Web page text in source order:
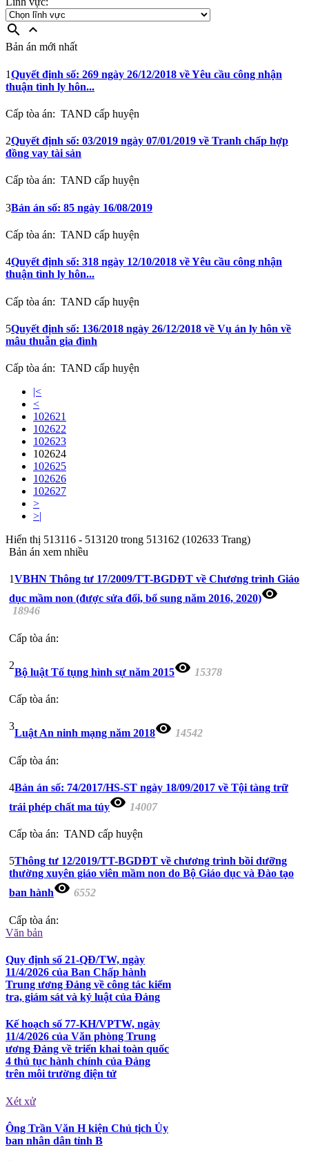
search expand_less
Bản án mới nhất
1Quyết định số: 269 ngày 26/12/2018 về Yêu cầu công nhận
thuận tình ly hôn...
Cấp tòa án: TAND cấp huyện
2Quyết định số: 03/2019 ngày 07/01/2019 về Tranh chấp hợp
đồng vay tài sản
Cấp tòa án: TAND cấp huyện
3Bản án số: 85 ngày 16/08/2019
Cấp tòa án: TAND cấp huyện
4Quyết định số: 318 ngày 12/10/2018 về Yêu cầu công nhận
thuận tình ly hôn...
Cấp tòa án: TAND cấp huyện
5Quyết định số: 136/2018 ngày 26/12/2018 về Vụ án ly hôn về
mâu thuẫn gia đình
Cấp tòa án: TAND cấp huyện
|<
<
102621
102622
102623
102624
102625
102626
102627
>
>|
Hiển thị 513116 - 513120 trong 513162 (102633 Trang)
Bản án xem nhiều
1VBHN Thông tư 17/2009/TT-BGDĐT về Chương trình Giáo
dục mầm non (được sửa đổi, bổ sung năm 2016, 2020)visibility
18946
Cấp tòa án:
2
Bộ luật Tố tụng hình sự năm 2015visibility 15378
Cấp tòa án:
3
Luật An ninh mạng năm 2018visibility 14542
Cấp tòa án:
4Bản án số: 74/2017/HS-ST ngày 18/09/2017 về Tội tàng trữ
trái phép chất ma túyvisibility 14007
Cấp tòa án: TAND cấp huyện
5Thông tư 12/2019/TT-BGDĐT về chương trình bồi dưỡng
thường xuyên giáo viên mầm non do Bộ Giáo dục và Đào tạo
ban hànhvisibility 6552
Cấp tòa án:
Văn bản
Quy định số 21-QĐ/TW, ngày
11/4/2026 của Ban Chấp hành
Trung ương Đảng về công tác kiểm
tra, giám sát và kỷ luật của Đảng
Kế hoạch số 77-KH/VPTW, ngày
11/4/2026 của Văn phòng Trung
ương Đảng về triển khai toàn quốc
4 thủ tục hành chính của Đảng
trên môi trường điện tử
Xét xử
Ông Trần Văn H kiện Chủ tịch Ủy
ban nhân dân tỉnh B